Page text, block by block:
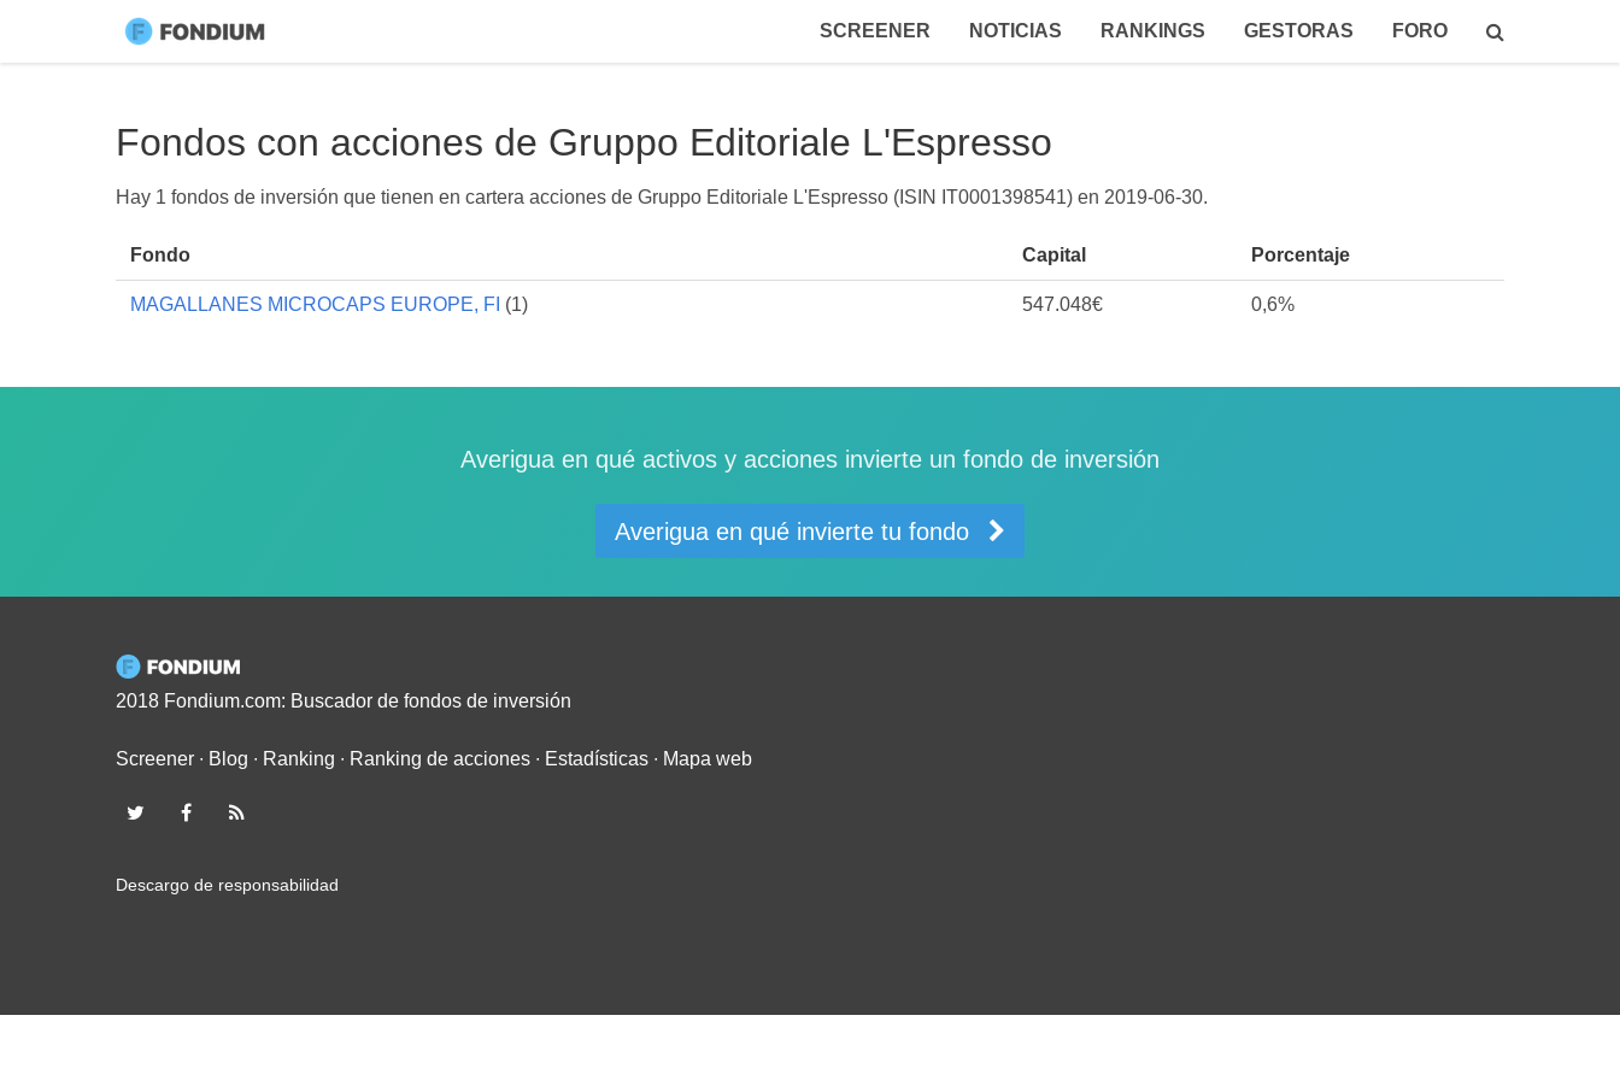
SCREENER NOTICIAS RANKINGS GESTORAS FORO
Fondos con acciones de Gruppo Editoriale L'Espresso
Hay 1 fondos de inversión que tienen en cartera acciones de Gruppo Editoriale L'Espresso (ISIN IT0001398541) en 2019-06-30.
Fondo Capital Porcentaje
MAGALLANES MICROCAPS EUROPE, FI (1) 547.048€ 0,6%
Averigua en qué activos y acciones invierte un fondo de inversión
Averigua en qué invierte tu fondo
2018 Fondium.com: Buscador de fondos de inversión
Screener ∙ Blog ∙ Ranking ∙ Ranking de acciones ∙ Estadísticas ∙ Mapa web
Descargo de responsabilidad